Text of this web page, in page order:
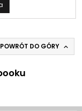
POWRÓT DO GÓRY 